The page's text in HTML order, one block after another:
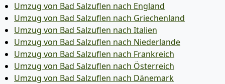
Umzug von Bad Salzuflen nach England
Umzug von Bad Salzuflen nach Griechenland
Umzug von Bad Salzuflen nach Italien
Umzug von Bad Salzuflen nach Niederlande
Umzug von Bad Salzuflen nach Frankreich
Umzug von Bad Salzuflen nach Österreich
Umzug von Bad Salzuflen nach Dänemark